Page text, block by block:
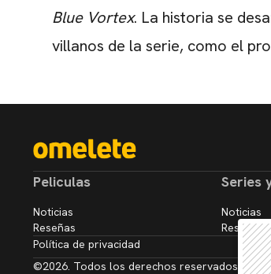
Blue Vortex. La historia se
villanos de la serie, como el
Peliculas
Noticias
Reseñas
Series
Noticias
Reseñas
Política de privacidad
©2026. Todos los derechos reservados.